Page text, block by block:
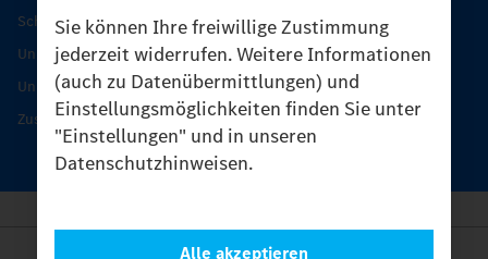
Sie können Ihre freiwillige Zustimmung
jederzeit widerrufen. Weitere Informationen
(auch zu Datenübermittlungen) und
Einstellungsmöglichkeiten finden Sie unter
"Einstellungen" und in unseren
Datenschutzhinweisen.
Alle akzeptieren
Schutz und Werterhalt
Unimog Serviceangebot
Unimog Servicetage
Zusatzleistungen